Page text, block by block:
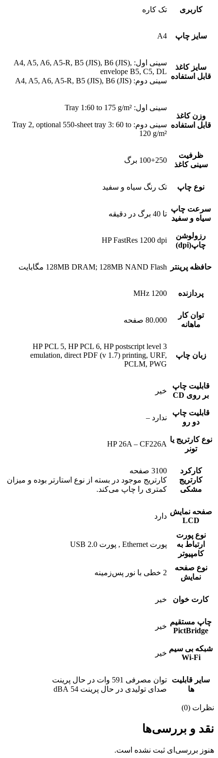
کاربری تک کاره
سایز چاپ A4
سایز کاغذ
قابل استفاده
سینی اول: A4, A5, A6, A5-R, B5 (JIS), B6 (JIS),
envelope B5, C5, DL
سینی دوم: A4, A5, A6, A5-R, B5 (JIS), B6 (JIS)
وزن کاغذ
قابل استفاده
سینی اول: Tray 1:60 to 175 g/m²
سینی دوم: Tray 2, optional 550-sheet tray 3: 60 to
120 g/m²
ظرفیت
سینی کاغذ
100+250 برگ
نوع چاپ تک رنگ سیاه و سفید
سرعت چاپ
سیاه و سفید
تا 40 برگ در دقیقه
رزولوشن
چاپ(dpi)
HP FastRes 1200 dpi
حافظه پرینتر 128MB DRAM; 128MB NAND Flash مگابایت
پردازنده 1200 MHz
توان کار
ماهانه
80.000 صفحه
زبان چاپ
HP PCL 5, HP PCL 6, HP postscript level 3
emulation, direct PDF (v 1.7) printing, URF,
PCLM, PWG
قابلیت چاپ
بر روی CD
خیر
قابلیت چاپ
دو رو
ندارد –
نوع کارتریج یا
تونر
HP 26A – CF226A
کارکرد
کارتریج
مشکی
3100 صفحه
کارتریج موجود در بسته از نوع استارتر بوده و میزان
کمتری را چاپ می‌کند.
صفحه نمایش
LCD
دارد
نوع پورت
ارتباط به
کامپیوتر
پورت Ethernet , پورت USB 2.0
نوع صفحه
نمایش
2 خطی با نور پس‌زمینه
کارت خوان خیر
چاپ مستقیم
PictBridge
خیر
شبکه بی سیم
Wi-Fi
خیر
سایر قابلیت
ها
توان مصرفی 591 وات در حال پرینت
صدای تولیدی در حال پرینت 54 dBA
نظرات (0)
نقد و بررسی‌ها
هنوز بررسی‌ای ثبت نشده است.